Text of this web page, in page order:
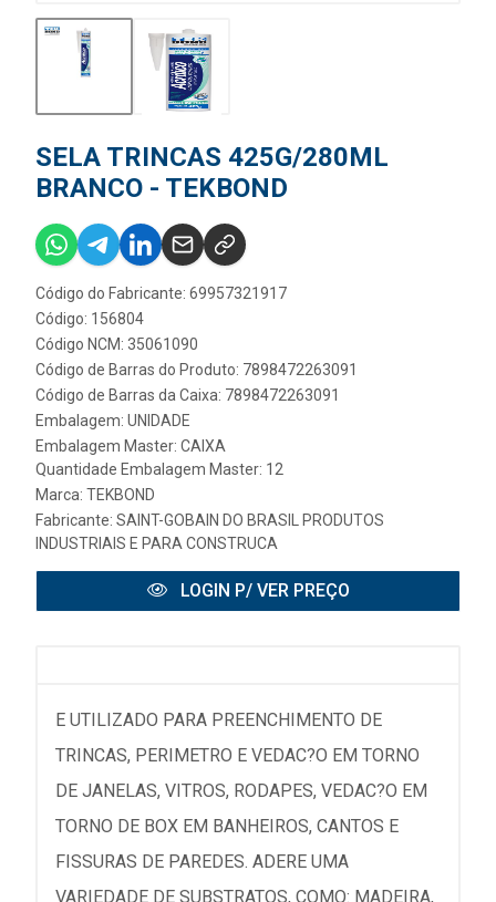
SELA TRINCAS 425G/280ML
BRANCO - TEKBOND
Código do Fabricante: 69957321917
Código: 156804
Código NCM: 35061090
Código de Barras do Produto: 7898472263091
Código de Barras da Caixa: 7898472263091
Embalagem: UNIDADE
Embalagem Master: CAIXA
Quantidade Embalagem Master: 12
Marca: TEKBOND
Fabricante: SAINT-GOBAIN DO BRASIL PRODUTOS
INDUSTRIAIS E PARA CONSTRUCA
LOGIN P/ VER PREÇO
E UTILIZADO PARA PREENCHIMENTO DE
TRINCAS, PERIMETRO E VEDAC?O EM TORNO
DE JANELAS, VITROS, RODAPES, VEDAC?O EM
TORNO DE BOX EM BANHEIROS, CANTOS E
FISSURAS DE PAREDES. ADERE UMA
VARIEDADE DE SUBSTRATOS, COMO: MADEIRA,